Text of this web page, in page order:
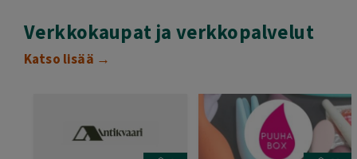
Verkkokaupat ja verkkopalvelut
Katso lisää →